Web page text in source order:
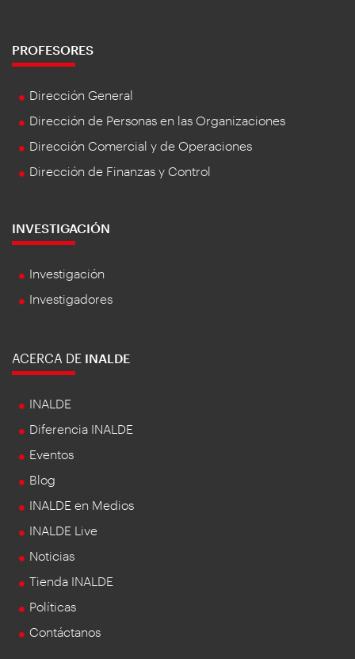
PROFESORES
Dirección General
Dirección de Personas en las Organizaciones
Dirección Comercial y de Operaciones
Dirección de Finanzas y Control
INVESTIGACIÓN
Investigación
Investigadores
ACERCA DE INALDE
INALDE
Diferencia INALDE
Eventos
Blog
INALDE en Medios
INALDE Live
Noticias
Tienda INALDE
Políticas
Contáctanos